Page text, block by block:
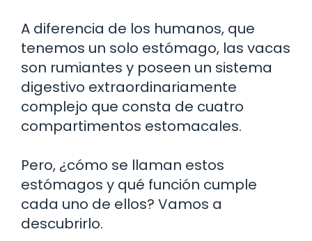
A diferencia de los humanos, que
tenemos un solo estómago, las vacas
son rumiantes y poseen un sistema
digestivo extraordinariamente
complejo que consta de cuatro
compartimentos estomacales.
Pero, ¿cómo se llaman estos
estómagos y qué función cumple
cada uno de ellos? Vamos a
descubrirlo.